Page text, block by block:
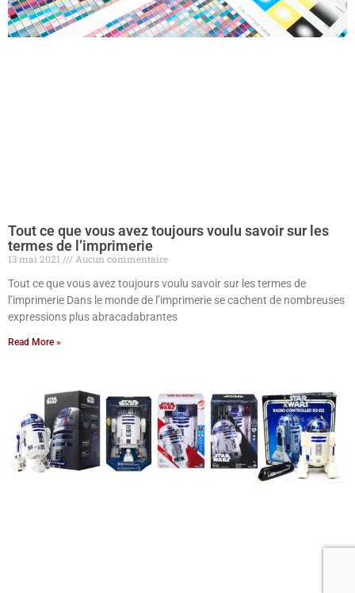
Tout ce que vous avez toujours voulu savoir sur les
termes de l’imprimerie
13 mai 2021
Aucun commentaire
Tout ce que vous avez toujours voulu savoir sur les termes de
l’imprimerie Dans le monde de l’imprimerie se cachent de nombreuses
expressions plus abracadabrantes
Read More »